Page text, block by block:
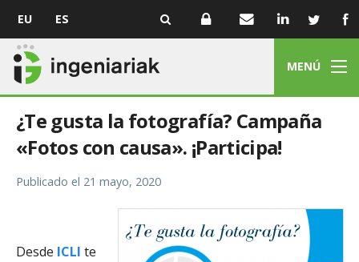
EU ES
MENÚ
¿Te gusta la fotografía? Campaña
«Fotos con causa». ¡Participa!
Publicado el 21 mayo, 2020
Desde ICLI te